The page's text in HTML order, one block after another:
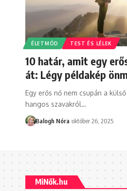
ÉLETMÓD TEST ÉS LÉLEK
10 határ, amit egy
át: Légy példakép
Egy erős nő nem csupán a
hangos szavakról…
Balogh Nóra október 26, 2025
MiNők.hu